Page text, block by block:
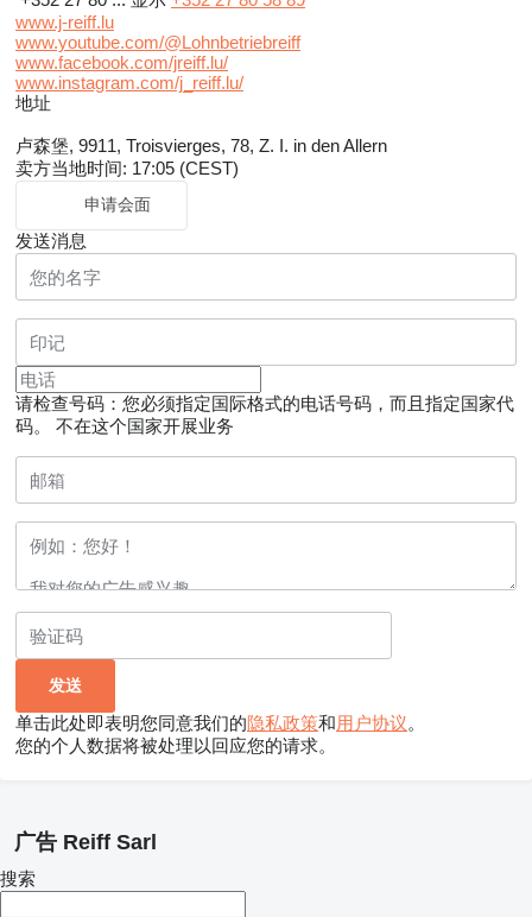
www.j-reiff.lu
www.youtube.com/@Lohnbetriebreiff
www.facebook.com/jreiff.lu/
www.instagram.com/j_reiff.lu/
地址
卢森堡, 9911, Troisvierges, 78, Z. I. in den Allern
卖方当地时间: 17:05 (CEST)
申请会面
发送消息
请检查号码：您必须指定国际格式的电话号码，而且指定国家代
码。
不在这个国家开展业务
单击此处即表明您同意我们的隐私政策和用户协议。
您的个人数据将被处理以回应您的请求。
广告 Reiff Sarl
搜索